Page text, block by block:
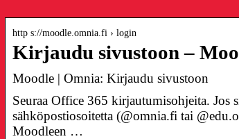
http s://moodle.omnia.fi › login
Kirjaudu sivustoon –
Moodle | Omnia: Kirjaudu sivustoon
Seuraa Office 365 kirjautumisohjeita. Jos
sähköpostiosoitetta (@omnia.fi tai
Moodleen …